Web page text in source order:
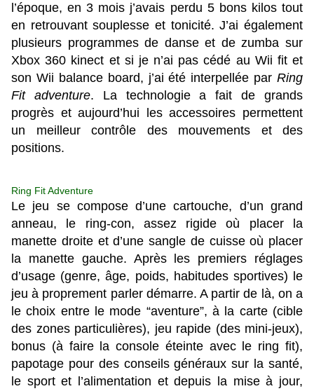
l’époque, en 3 mois j’avais perdu 5 bons kilos tout
en retrouvant souplesse et tonicité. J’ai également
plusieurs programmes de danse et de zumba sur
Xbox 360 kinect et si je n’ai pas cédé au Wii fit et
son Wii balance board, j’ai été interpellée par Ring
Fit adventure. La technologie a fait de grands
progrès et aujourd’hui les accessoires permettent
un meilleur contrôle des mouvements et des
positions.
Ring Fit Adventure
Le jeu se compose d’une cartouche, d’un grand
anneau, le ring-con, assez rigide où placer la
manette droite et d’une sangle de cuisse où placer
la manette gauche. Après les premiers réglages
d’usage (genre, âge, poids, habitudes sportives) le
jeu à proprement parler démarre. A partir de là, on a
le choix entre le mode “aventure”, à la carte (cible
des zones particulières), jeu rapide (des mini-jeux),
bonus (à faire la console éteinte avec le ring fit),
papotage pour des conseils généraux sur la santé,
le sport et l’alimentation et depuis la mise à jour,